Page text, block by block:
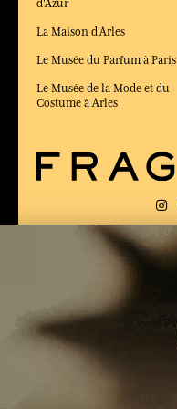
d'Azur
La Maison d'Arles
Le Musée du Parfum à Paris
Le Musée de la Mode et du
Costume à Arles
FR